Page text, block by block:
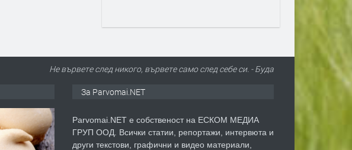
Не вървете след никого, вървете само след себе си. - Буда
За Parvomai.NET
Parvomai.NET е собственост на ЕСКОМ МЕДИА
ГРУП ООД. Всички статии, репортажи, интервюта и
други текстови, графични и видео материали,